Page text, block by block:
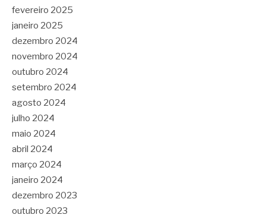
fevereiro 2025
janeiro 2025
dezembro 2024
novembro 2024
outubro 2024
setembro 2024
agosto 2024
julho 2024
maio 2024
abril 2024
março 2024
janeiro 2024
dezembro 2023
outubro 2023